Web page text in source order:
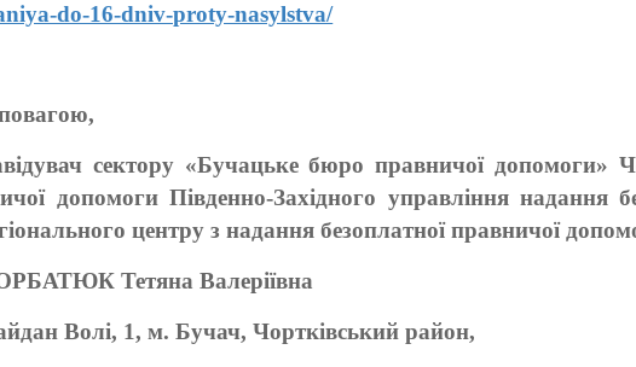
do-16-dniv-proty-nasylstva/
сектору «Бучацьке бюро правничої допомоги»
допомоги Південно-Західного управління надання
центру з надання безоплатної правничої
Тетяна Валеріївна
Волі, 1, м. Бучач, Чортківський район,